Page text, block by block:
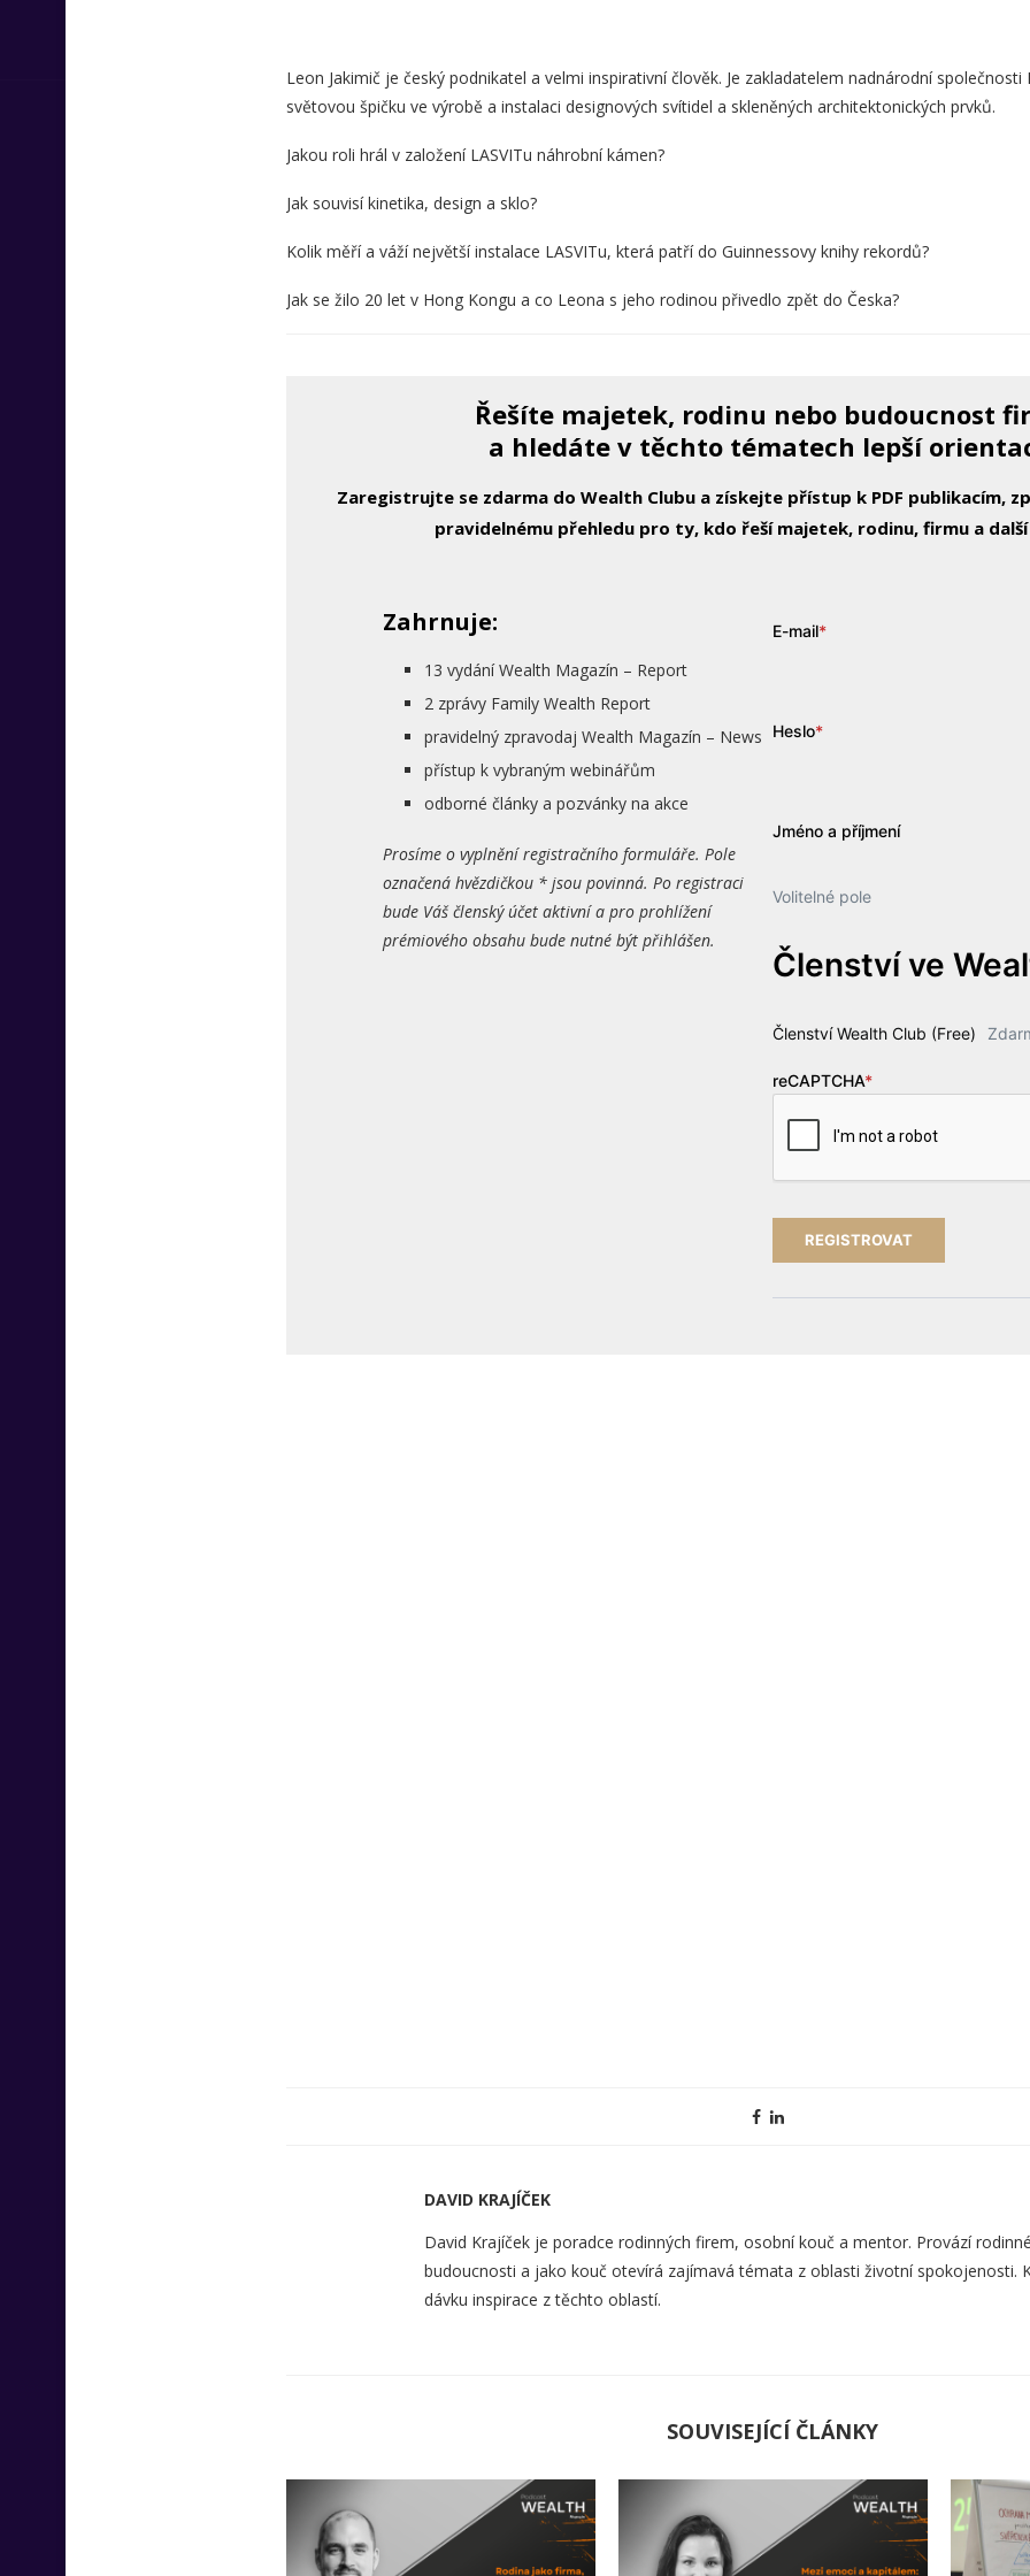
Leon Jakimič je český podnikatel a velmi inspirativní člověk. Je zakladatelem nadnárodní společnosti
světovou špičku ve výrobě a instalaci designových svítidel a skleněných architektonických prvků.
Jakou roli hrál v založení LASVITu náhrobní kámen?
Jak souvisí kinetika, design a sklo?
Kolik měří a váží největší instalace LASVITu, která patří do Guinnessovy knihy rekordů?
Jak se žilo 20 let v Hong Kongu a co Leona s jeho rodinou přivedlo zpět do Česka?
Řešíte majetek, rodinu nebo budoucnost
a hledáte v těchto tématech lepší
Zaregistrujte se zdarma do Wealth Clubu a získejte přístup k PDF publikacím,
pravidelnému přehledu pro ty, kdo řeší majetek, rodinu, firmu a
Zahrnuje:
13 vydání Wealth Magazín – Report
2 zprávy Family Wealth Report
pravidelný zpravodaj Wealth Magazín – News
přístup k vybraným webinářům
odborné články a pozvánky na akce
Prosíme o vyplnění registračního formuláře. Pole
označená hvězdičkou * jsou povinná. Po registraci
bude Váš členský účet aktivní a pro prohlížení
prémiového obsahu bude nutné být přihlášen.
E-mail*
Heslo*
Jméno a příjmení
Volitelné pole
Členství ve
Členství Wealth Club (Free)
reCAPTCHA*
DAVID KRAJÍČEK
David Krajíček je poradce rodinných firem, osobní kouč a mentor. Provází
budoucnosti a jako kouč otevírá zajímavá témata z oblasti životní spokojenosti.
dávku inspirace z těchto oblastí.
SOUVISEJÍCÍ ČLÁNKY